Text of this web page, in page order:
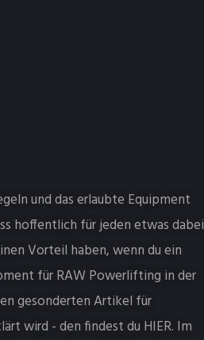
und das erlaubte Equipment
hoffentlich für jeden etwas dabei
Vorteil haben, wenn du ein
für RAW Powerlifting in der
gesonderten Artikel für
wird - den findest du HIER. Im